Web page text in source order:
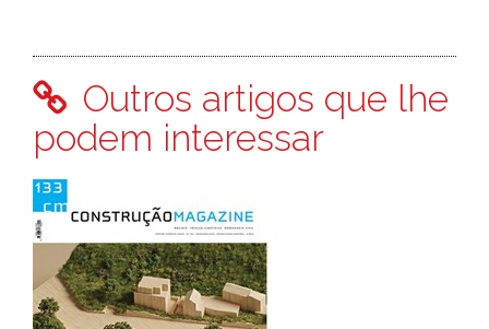
Outros artigos que lhe
podem interessar